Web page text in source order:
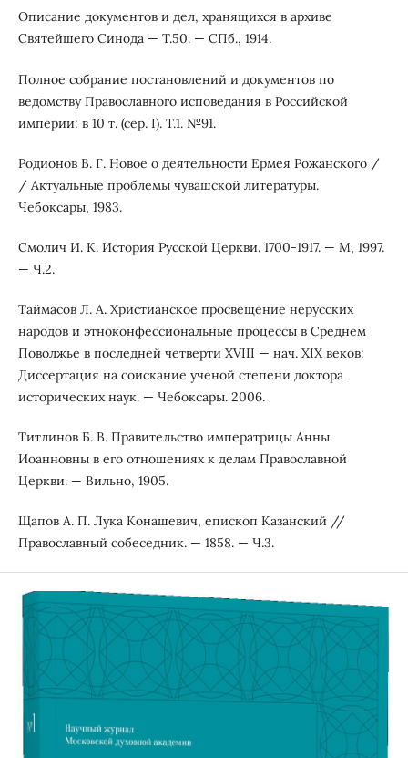
Описание документов и дел, хранящихся в архиве
Святейшего Синода — Т.50. — СПб., 1914.
Полное собрание постановлений и документов по
ведомству Православного исповедания в Российской
империи: в 10 т. (сер. I). Т.1. №91.
Родионов В. Г. Новое о деятельности Ермея Рожанского /
/ Актуальные проблемы чувашской литературы.
Чебоксары, 1983.
Смолич И. К. История Русской Церкви. 1700-1917. — М, 1997.
— Ч.2.
Таймасов Л. А. Христианское просвещение нерусских
народов и этноконфессиональные процессы в Среднем
Поволжье в последней четверти XVIII — нач. XIX веков:
Диссертация на соискание ученой степени доктора
исторических наук. — Чебоксары. 2006.
Титлинов Б. В. Правительство императрицы Анны
Иоанновны в его отношениях к делам Православной
Церкви. — Вильно, 1905.
Щапов А. П. Лука Конашевич, епископ Казанский //
Православный собеседник. — 1858. — Ч.3.